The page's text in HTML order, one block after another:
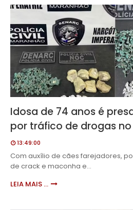
Idosa de 74 anos é
por tráfico de drogas
13:49:00
Com auxílio de cães farejadores,
de crack e maconha e…
LEIA MAIS ...